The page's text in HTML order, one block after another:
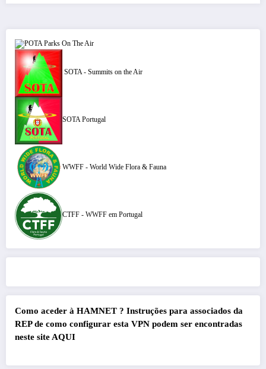
POTA Parks On The Air
SOTA - Summits on the Air
SOTA Portugal
WWFF - World Wide Flora & Fauna
CTFF - WWFF em Portugal
Como aceder à HAMNET ? Instruções para associados da
REP de como configurar esta VPN podem ser encontradas
neste site AQUI